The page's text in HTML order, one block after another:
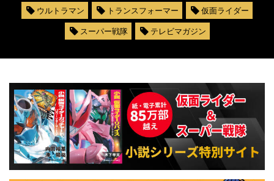
ウルトラマン トランスフォーマー
仮面ライダー
スーパー戦隊
テレビマガジン